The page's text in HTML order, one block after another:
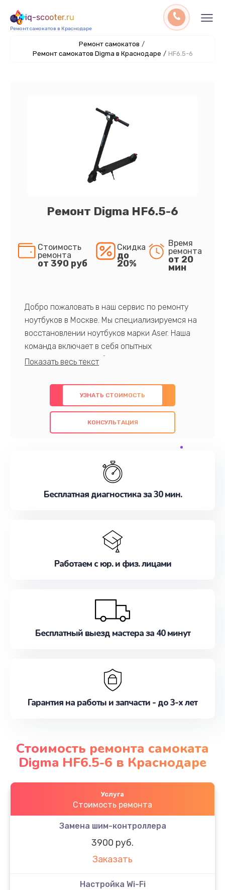
iq-scooter.ru
Ремонт самокатов в Краснодаре
Ремонт самокатов /
Ремонт самокатов Digma в Краснодаре / HF6.5-6
Ремонт Digma HF6.5-6
Стоимость
ремонта
от 390 руб
Скидка
до
20%
Время
ремонта
от 20
мин
Добро пожаловать в наш сервис по ремонту
ноутбуков в Москве. Мы специализируемся на
восстановлении ноутбуков марки Aser. Наша
команда включает в себя опытных
профессионалов с обширными знаниями и
предлагаем быстрый и качественный ремонт с
использованием оригинальных компонентов, а
также гарантируем качество всех
проведенных работ. Наша цель - предоставить
обслуживание, удовлетворяя их потребности
наилучшим образом. Не медлите записаться на
УЗНАТЬ СТОИМОСТЬ
КОНСУЛЬТАЦИЯ
Бесплатная диагностика за 30 мин.
Работаем с юр. и физ. лицами
Бесплатный выезд мастера за 40 минут
Гарантия на работы и запчасти - до 3-х лет
Стоимость ремонта самоката
Digma HF6.5-6 в Краснодаре
Услуга
Стоимость ремонта
Замена шим-контроллера
3900 руб.
Заказать
Настройка Wi-Fi